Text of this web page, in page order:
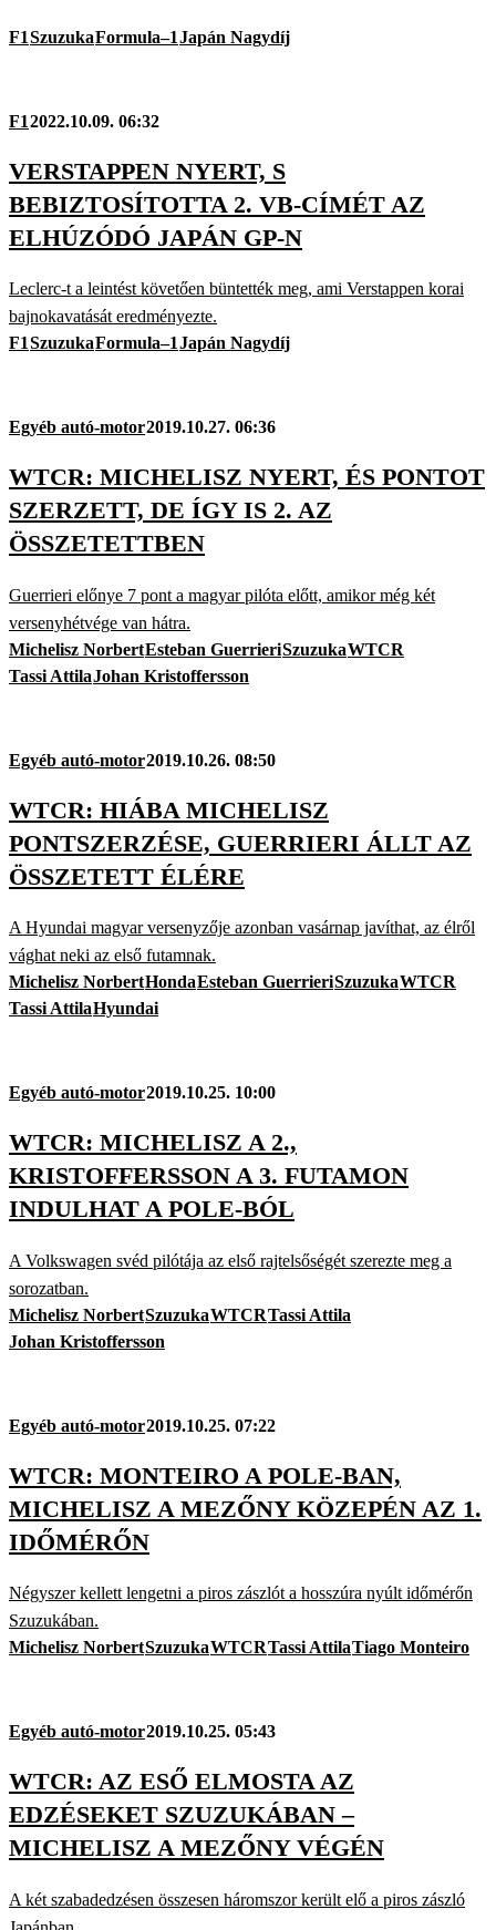
F1SzuzukaFormula–1Japán Nagydíj
F12022.10.09. 06:32
VERSTAPPEN NYERT, S
BEBIZTOSÍTOTTA 2. VB-CÍMÉT AZ
ELHÚZÓDÓ JAPÁN GP-N
Leclerc-t a leintést követően büntették meg, ami Verstappen korai
bajnokavatását eredményezte.
F1SzuzukaFormula–1Japán Nagydíj
Egyéb autó-motor2019.10.27. 06:36
WTCR: MICHELISZ NYERT, ÉS PONTOT
SZERZETT, DE ÍGY IS 2. AZ
ÖSSZETETTBEN
Guerrieri előnye 7 pont a magyar pilóta előtt, amikor még két
versenyhétvége van hátra.
Michelisz NorbertEsteban GuerrieriSzuzukaWTCR
Tassi AttilaJohan Kristoffersson
Egyéb autó-motor2019.10.26. 08:50
WTCR: HIÁBA MICHELISZ
PONTSZERZÉSE, GUERRIERI ÁLLT AZ
ÖSSZETETT ÉLÉRE
A Hyundai magyar versenyzője azonban vasárnap javíthat, az élről
vághat neki az első futamnak.
Michelisz NorbertHondaEsteban GuerrieriSzuzukaWTCR
Tassi AttilaHyundai
Egyéb autó-motor2019.10.25. 10:00
WTCR: MICHELISZ A 2.,
KRISTOFFERSSON A 3. FUTAMON
INDULHAT A POLE-BÓL
A Volkswagen svéd pilótája az első rajtelsőségét szerezte meg a
sorozatban.
Michelisz NorbertSzuzukaWTCRTassi Attila
Johan Kristoffersson
Egyéb autó-motor2019.10.25. 07:22
WTCR: MONTEIRO A POLE-BAN,
MICHELISZ A MEZŐNY KÖZEPÉN AZ 1.
IDŐMÉRŐN
Négyszer kellett lengetni a piros zászlót a hosszúra nyúlt időmérőn
Szuzukában.
Michelisz NorbertSzuzukaWTCRTassi AttilaTiago Monteiro
Egyéb autó-motor2019.10.25. 05:43
WTCR: AZ ESŐ ELMOSTA AZ
EDZÉSEKET SZUZUKÁBAN –
MICHELISZ A MEZŐNY VÉGÉN
A két szabadedzésen összesen háromszor került elő a piros zászló